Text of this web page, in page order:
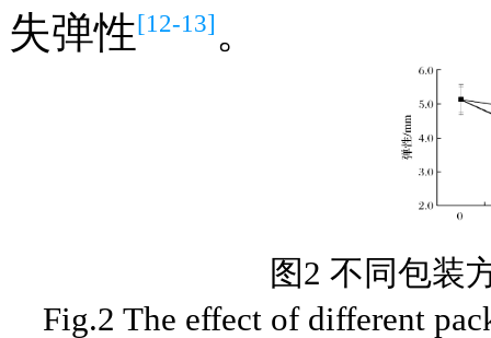
失弹性[12-13] 。
图2 不同包装
Fig.2 The effect of different